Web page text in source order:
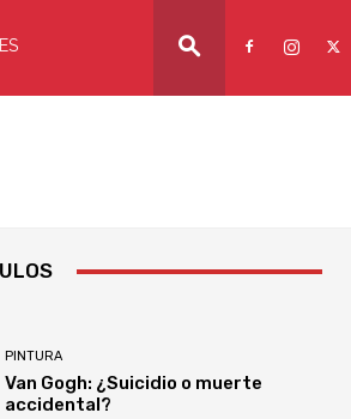
PINTURA
Van Gogh: ¿Suicidio o muerte
accidental?